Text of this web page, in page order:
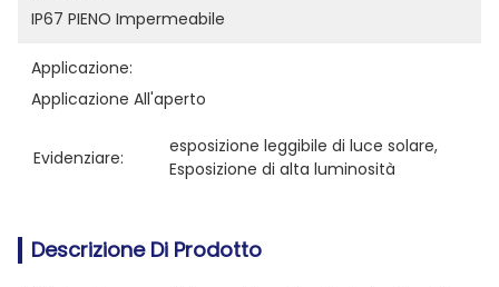
IP67 PIENO Impermeabile
Applicazione:
Applicazione All'aperto
Evidenziare:
esposizione leggibile di luce solare,
Esposizione di alta luminosità
Descrizione Di Prodotto